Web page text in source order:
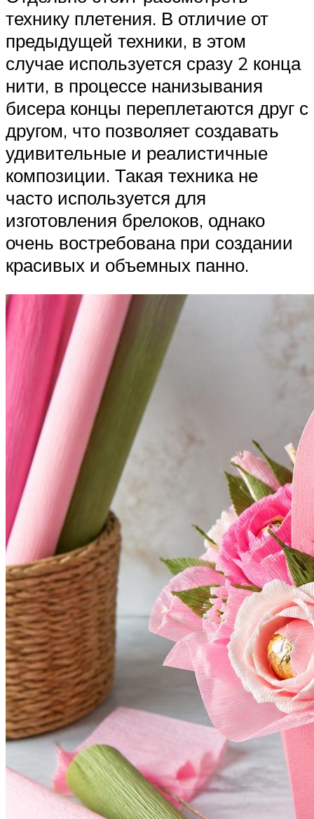
технику плетения. В отличие от
предыдущей техники, в этом
случае используется сразу 2 конца
нити, в процессе нанизывания
бисера концы переплетаются друг с
другом, что позволяет создавать
удивительные и реалистичные
композиции. Такая техника не
часто используется для
изготовления брелоков, однако
очень востребована при создании
красивых и объемных панно.